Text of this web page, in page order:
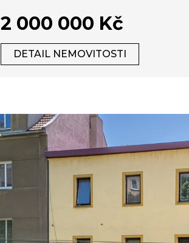
2 000 000 Kč
DETAIL NEMOVITOSTI